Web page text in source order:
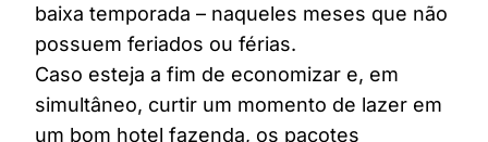
baixa temporada – naqueles meses que não
possuem feriados ou férias.
Caso esteja a fim de economizar e, em
simultâneo, curtir um momento de lazer em
um bom hotel fazenda, os pacotes